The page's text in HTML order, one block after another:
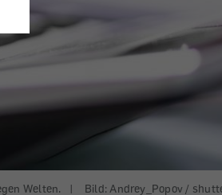
Welten. | Bild: Andrey_Popov /